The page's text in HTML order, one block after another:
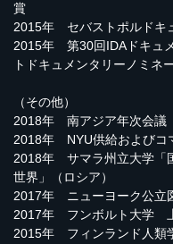
賞
2015年 セバストポルドキ
2015年 第30回IDAドキュ
トドキュメンタリーノミネ
（その他）
2018年 南アジア年次会議
2018年 NYU供給およびコ
2018年 サマラ州立大学「
世界」（ロシア）
2017年 ニューヨーク公立
2017年 フンボルト大学 上
2015年 フィンランド人類